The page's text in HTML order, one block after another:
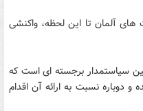
آلمان تا این لحظه، واكنشی
سیاستمدار برجسته ای است كه
و دوباره نسبت به ارائه آن اقدام